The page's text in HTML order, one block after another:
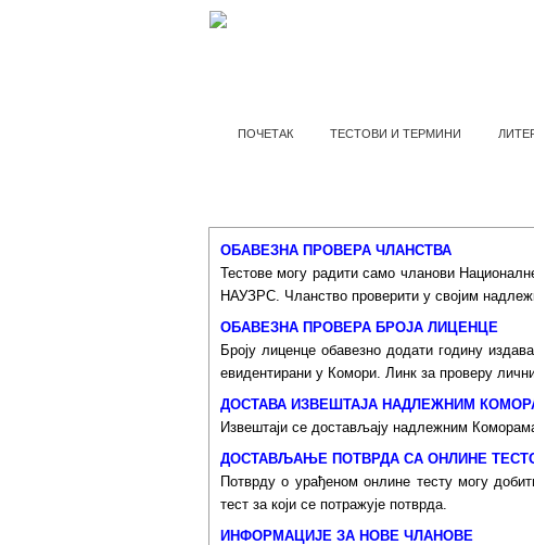
ПОЧЕТАК ТЕСТОВИ И ТЕРМИНИ
ОБАВЕЗНА ПРОВЕРА ЧЛАНСТВА
Тестове могу радити само чланови
НАУЗРС. Чланство проверити у својим
ОБАВЕЗНА ПРОВЕРА БРОЈА ЛИЦЕНЦЕ
Броју лиценце обавезно додати годину
евидентирани у Комори. Линк за проверу
ДОСТАВА ИЗВЕШТАЈА НАДЛЕЖНИМ
Извештаји се достављају надлежним
ДОСТАВЉАЊЕ ПОТВРДА СА ОНЛИНЕ
Потврду о урађеном онлине тесту могу
тест за који се потражује потврда.
ИНФОРМАЦИЈЕ ЗА НОВЕ ЧЛАНОВЕ